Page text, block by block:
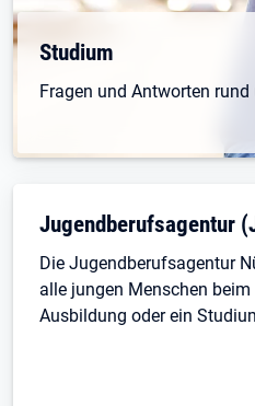
Öffnet in neuem Tab
Studium
Fragen und Antworten
Öffnet in neuem Tab
Jugendberufsagentur
Die Jugendberufsagentur
alle jungen Menschen
Ausbildung oder ein